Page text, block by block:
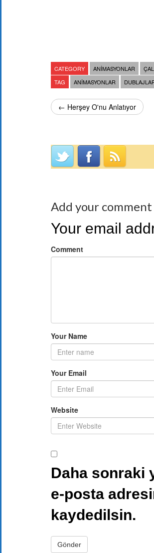
CATEGORY ANIMASYONLAR
TAG
ANIMASYONLAR
← Herşey O'nu Anlatıyor
Add your comment
Your email
Comment
Your Name
Your Email
Website
Daha sonraki
e-posta
kaydedilsin.